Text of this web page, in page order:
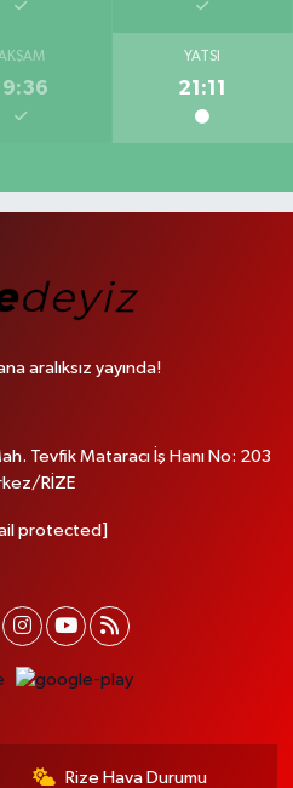
YATSI
21:11
aralıksız yayında!
Tevfik Mataracı İş Hanı No: 203
RİZE
protected]
Rize Hava Durumu